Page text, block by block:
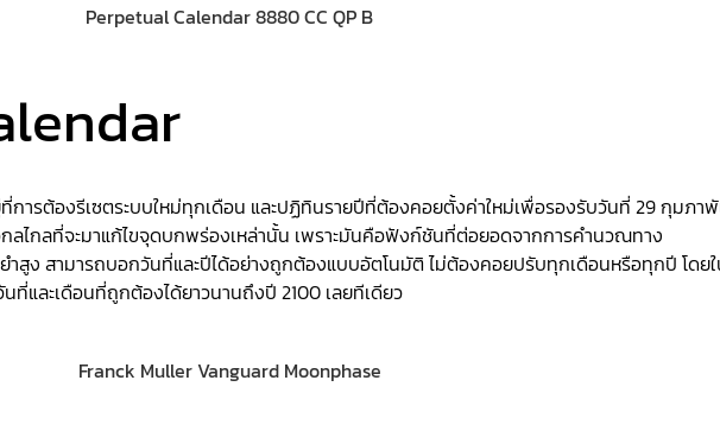
รต้องรีเซตระบบใหม่ทุกเดือน และปฏิทินรายปีที่ต้องคอยตั้งค่าใหม่เพื่อรองรับวันที่ 29 กุมภา
ไกลที่จะมาแก้ไขจุดบกพร่องเหล่านั้น เพราะมันคือฟังก์ชันที่ต่อยอดจากการคำนวณทาง
สูง สามารถบอกวันที่และปีได้อย่างถูกต้องแบบอัตโนมัติ ไม่ต้องคอยปรับทุกเดือนหรือทุกปี โดย
และเดือนที่ถูกต้องได้ยาวนานถึงปี 2100 เลยทีเดียว